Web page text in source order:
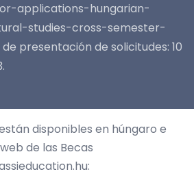
applications-hungarian-
studies-cross-semester-
presentación de solicitudes: 10
disponibles en húngaro e
de las Becas
: